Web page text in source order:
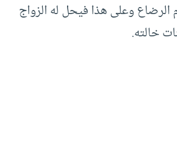
وعلى هذا فيحل له الزواج
خالته.